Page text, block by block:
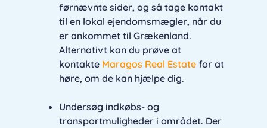
førnævnte sider, og så tage kontakt
til en lokal ejendomsmægler, når du
er ankommet til Grækenland.
Alternativt kan du prøve at
kontakte Maragos Real Estate for at
høre, om de kan hjælpe dig.
Undersøg indkøbs- og
transportmuligheder i området. Der